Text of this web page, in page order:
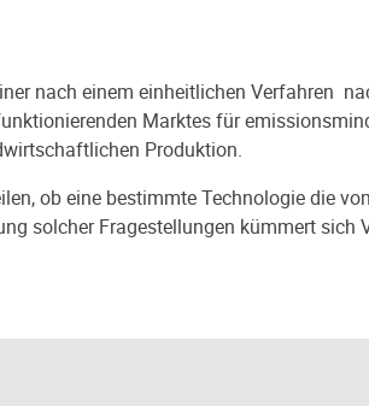
nach einem einheitlichen Verfahren
Marktes für
Produktion.
ob eine bestimmte Technologie die
solcher Fragestellungen kümmert sich